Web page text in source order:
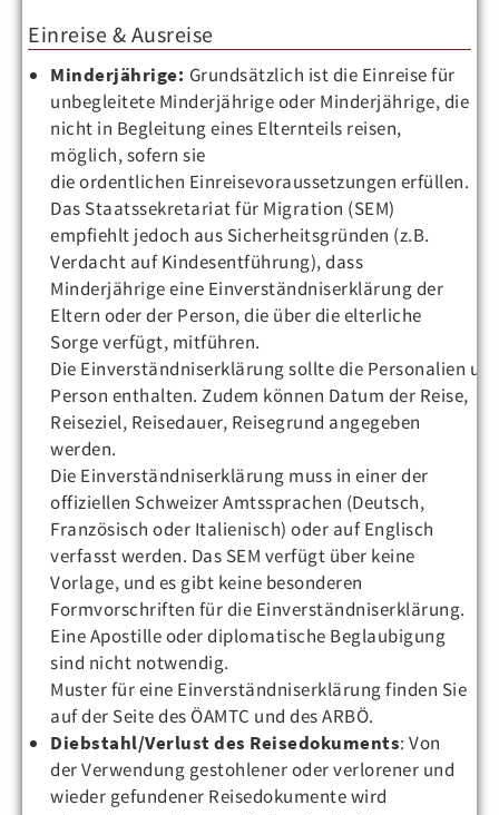
Einreise & Ausreise
Minderjährige: Grundsätzlich ist die Einreise für
unbegleitete Minderjährige oder Minderjährige, die
nicht in Begleitung eines Elternteils reisen,
möglich, sofern sie
die ordentlichen Einreisevoraussetzungen erfüllen.
Das Staatssekretariat für Migration (SEM)
empfiehlt jedoch aus Sicherheitsgründen (z.B.
Verdacht auf Kindesentführung), dass
Minderjährige eine Einverständniserklärung der
Eltern oder der Person, die über die elterliche
Sorge verfügt, mitführen.
Die Einverständniserklärung sollte die Personalien
Person enthalten. Zudem können Datum der Reise,
Reiseziel, Reisedauer, Reisegrund angegeben
werden.
Die Einverständniserklärung muss in einer der
offiziellen Schweizer Amtssprachen (Deutsch,
Französisch oder Italienisch) oder auf Englisch
verfasst werden. Das SEM verfügt über keine
Vorlage, und es gibt keine besonderen
Formvorschriften für die Einverständniserklärung.
Eine Apostille oder diplomatische Beglaubigung
sind nicht notwendig.
Muster für eine Einverständniserklärung finden Sie
auf der Seite des ÖAMTC und des ARBÖ.
Diebstahl/Verlust des Reisedokuments: Von
der Verwendung gestohlener oder verlorener und
wieder gefundener Reisedokumente wird